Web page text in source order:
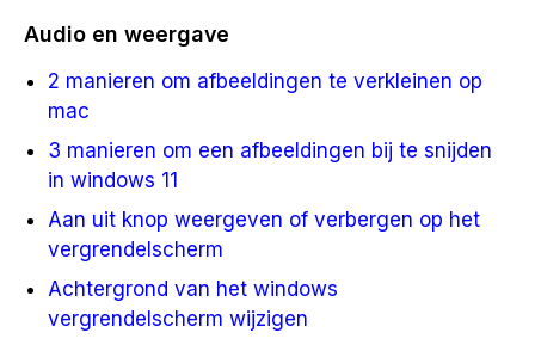
Audio en weergave
2 manieren om afbeeldingen te verkleinen op
mac
3 manieren om een afbeeldingen bij te snijden
in windows 11
Aan uit knop weergeven of verbergen op het
vergrendelscherm
Achtergrond van het windows
vergrendelscherm wijzigen